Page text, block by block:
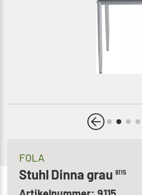
FOLA
Stuhl Dinna grau 9115